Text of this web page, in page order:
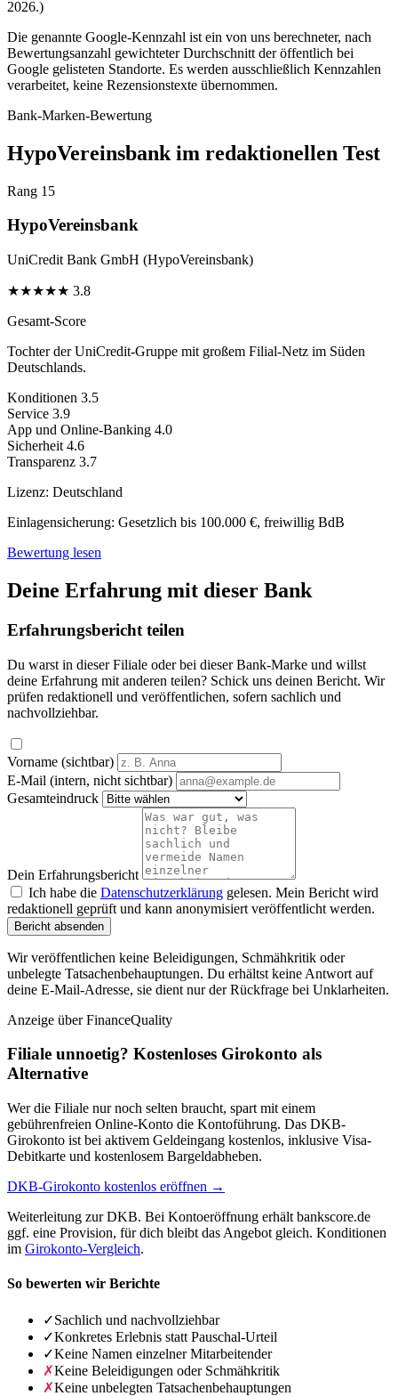
2026.)
Die genannte Google-Kennzahl ist ein von uns berechneter, nach
Bewertungsanzahl gewichteter Durchschnitt der öffentlich bei
Google gelisteten Standorte. Es werden ausschließlich Kennzahlen
verarbeitet, keine Rezensionstexte übernommen.
Bank-Marken-Bewertung
HypoVereinsbank im redaktionellen Test
Rang 15
HypoVereinsbank
UniCredit Bank GmbH (HypoVereinsbank)
★★★★★ 3.8
Gesamt-Score
Tochter der UniCredit-Gruppe mit großem Filial-Netz im Süden
Deutschlands.
Konditionen 3.5
Service 3.9
App und Online-Banking 4.0
Sicherheit 4.6
Transparenz 3.7
Lizenz: Deutschland
Einlagensicherung: Gesetzlich bis 100.000 €, freiwillig BdB
Bewertung lesen
Deine Erfahrung mit dieser Bank
Erfahrungsbericht teilen
Du warst in dieser Filiale oder bei dieser Bank-Marke und willst
deine Erfahrung mit anderen teilen? Schick uns deinen Bericht. Wir
prüfen redaktionell und veröffentlichen, sofern sachlich und
nachvollziehbar.
Vorname (sichtbar)
E-Mail (intern, nicht sichtbar)
Gesamteindruck
Dein Erfahrungsbericht
Ich habe die Datenschutzerklärung gelesen. Mein Bericht wird
redaktionell geprüft und kann anonymisiert veröffentlicht werden.
Bericht absenden
Wir veröffentlichen keine Beleidigungen, Schmähkritik oder
unbelegte Tatsachenbehauptungen. Du erhältst keine Antwort auf
deine E-Mail-Adresse, sie dient nur der Rückfrage bei Unklarheiten.
Anzeige über FinanceQuality
Filiale unnoetig? Kostenloses Girokonto als
Alternative
Wer die Filiale nur noch selten braucht, spart mit einem
gebührenfreien Online-Konto die Kontoführung. Das DKB-
Girokonto ist bei aktivem Geldeingang kostenlos, inklusive Visa-
Debitkarte und kostenlosem Bargeldabheben.
DKB-Girokonto kostenlos eröffnen →
Weiterleitung zur DKB. Bei Kontoeröffnung erhält bankscore.de
ggf. eine Provision, für dich bleibt das Angebot gleich. Konditionen
im Girokonto-Vergleich.
So bewerten wir Berichte
✓Sachlich und nachvollziehbar
✓Konkretes Erlebnis statt Pauschal-Urteil
✓Keine Namen einzelner Mitarbeitender
✗Keine Beleidigungen oder Schmähkritik
✗Keine unbelegten Tatsachenbehauptungen